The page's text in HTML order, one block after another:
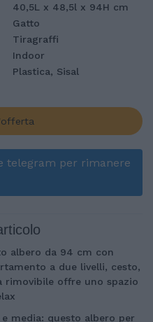
40,5L x 48,5l x 94H cm
Gatto
Tiragraffi
Indoor
Plastica, Sisal
telegram per rimanere
albero da 94 cm con
a due livelli, cesto,
rimovibile offre uno spazio
media: questo albero per